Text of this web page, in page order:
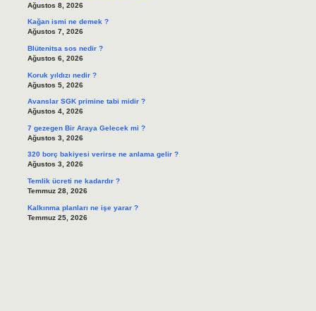
Ağustos 8, 2026
Kağan ismi ne demek ?
Ağustos 7, 2026
Blütenitsa sos nedir ?
Ağustos 6, 2026
Koruk yıldızı nedir ?
Ağustos 5, 2026
Avanslar SGK primine tabi midir ?
Ağustos 4, 2026
7 gezegen Bir Araya Gelecek mi ?
Ağustos 3, 2026
320 borç bakiyesi verirse ne anlama gelir ?
Ağustos 3, 2026
Temlik ücreti ne kadardır ?
Temmuz 28, 2026
Kalkınma planları ne işe yarar ?
Temmuz 25, 2026